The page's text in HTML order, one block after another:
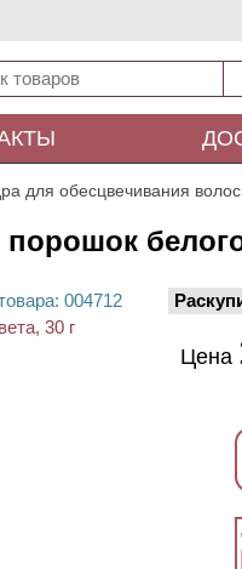
для обесцвечивания волос
: 004712
Цена